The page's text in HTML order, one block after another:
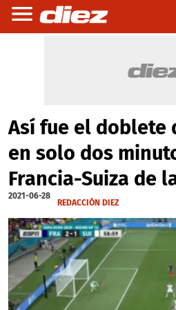
Así fue el doblete
en solo dos
Francia-Suiza de
2021-06-28
REDACCIÓN DIEZ